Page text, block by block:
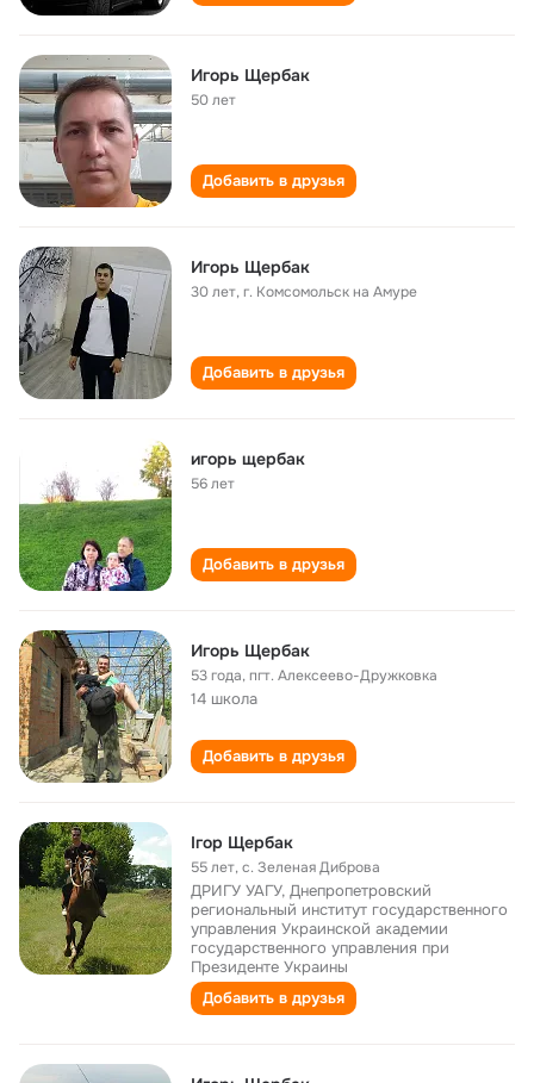
Игорь Щербак
50 лет
Добавить в друзья
Игорь Щербак
30 лет,г. Комсомольск на Амуре
Добавить в друзья
игорь щербак
56 лет
Добавить в друзья
Игорь Щербак
53 года,пгт. Алексеево-Дружковка
14 школа
Добавить в друзья
Ігор Щербак
55 лет,с. Зеленая Диброва
ДРИГУ УАГУ, Днепропетровский
региональный институт государственного
управления Украинской академии
государственного управления при
Президенте Украины
Добавить в друзья